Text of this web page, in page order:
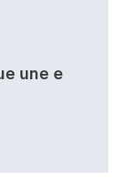
une e